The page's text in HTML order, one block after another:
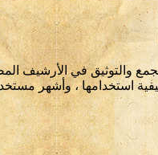
والتوثيق في الأرشيف
استخدامها ، وأشهر